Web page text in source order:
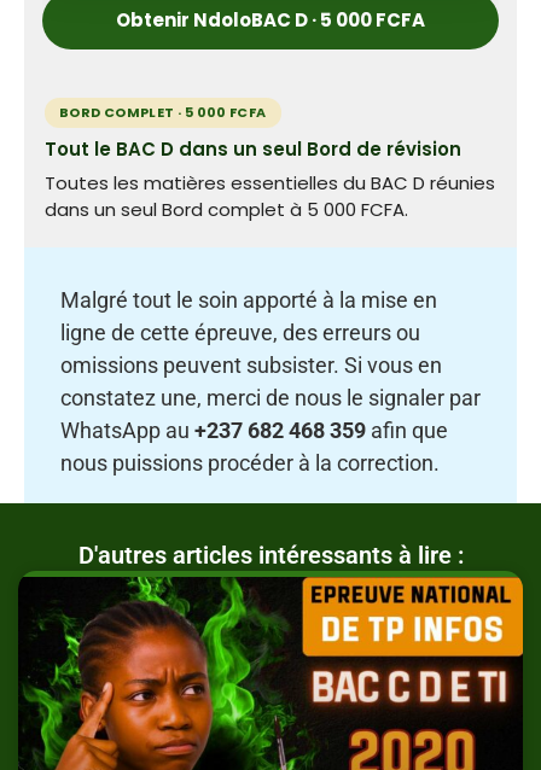
Obtenir NdoloBAC D · 5 000 FCFA
BORD COMPLET · 5 000 FCFA
Tout le BAC D dans un seul Bord de révision
Toutes les matières essentielles du BAC D réunies
dans un seul Bord complet à 5 000 FCFA.
Malgré tout le soin apporté à la mise en
ligne de cette épreuve, des erreurs ou
omissions peuvent subsister. Si vous en
constatez une, merci de nous le signaler par
WhatsApp au +237 682 468 359 afin que
nous puissions procéder à la correction.
D'autres articles intéressants à lire :